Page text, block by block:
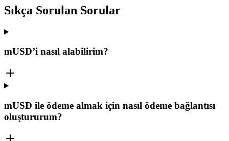
Sıkça Sorulan Sorular
mUSD’i nasıl alabilirim?
mUSD ile ödeme almak için nasıl ödeme bağlantısı
oluştururum?